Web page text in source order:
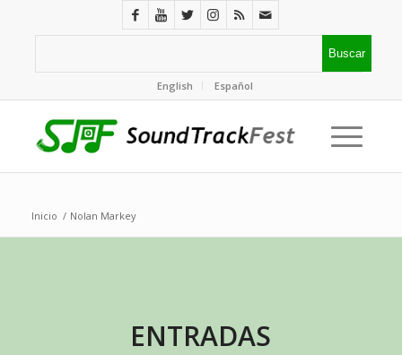
English Español
Inicio / Nolan Markey
ENTRADAS